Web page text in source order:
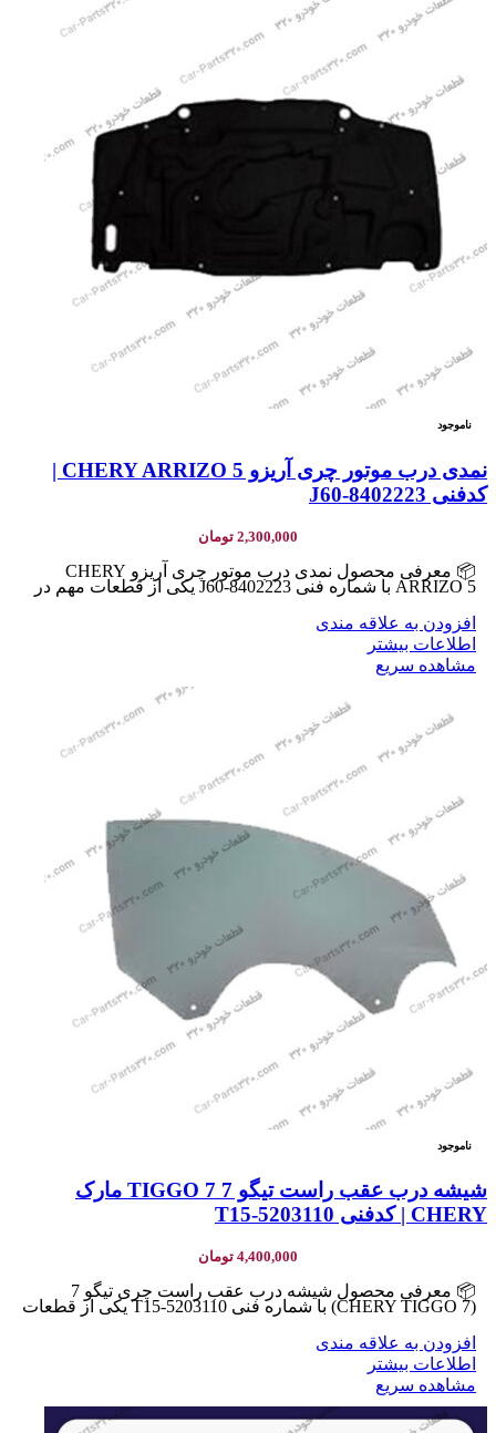
ناموجود
نمدی درب موتور چری آریزو 5 CHERY ARRIZO |
کدفنی J60-8402223
2,300,000 تومان
📦 معرفی محصول نمدی درب موتور چری آریزو CHERY
ARRIZO 5 با شماره فنی J60-8402223 یکی از قطعات مهم در
افزودن به علاقه مندی
اطلاعات بیشتر
مشاهده سریع
ناموجود
شیشه درب عقب راست تیگو 7 TIGGO 7 مارک
CHERY | کدفنی T15-5203110
4,400,000 تومان
📦 معرفی محصول شیشه درب عقب راست چری تیگو 7
(CHERY TIGGO 7) با شماره فنی T15-5203110 یکی از قطعات
افزودن به علاقه مندی
اطلاعات بیشتر
مشاهده سریع